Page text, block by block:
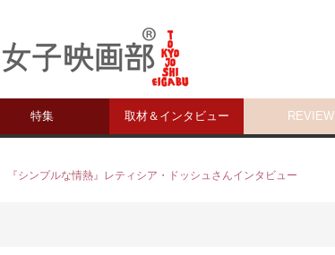
特集 取材＆インタビュー REVIEW
『シンプルな情熱』レティシア・ドッシュさんインタビュー